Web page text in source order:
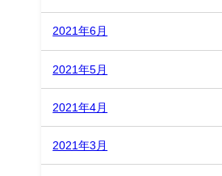
2021年6月
2021年5月
2021年4月
2021年3月